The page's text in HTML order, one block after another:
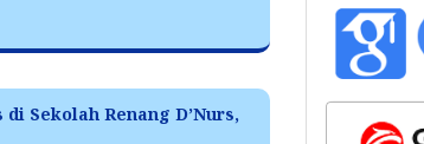
Sekolah Renang D’Nurs,